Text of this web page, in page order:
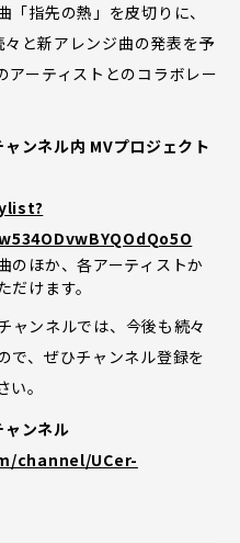
指先の熱」を皮切りに、
と新アレンジ曲の発表を予
アーティストとのコラボレー
ンネル内 MVプロジェクト
ほか、各アーティストか
けます。
ンネルでは、今後も続々
で、ぜひチャンネル登録を
。
ンネル
channel/UCer-